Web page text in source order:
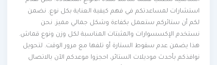
استشارات لمساعدتكم في فهم كيفية العناية بكل نوع. نضمن
لكم أن ستائركم ستعمل بكفاءة وشكل جمالي مميز. نحن
نستخدم الإكسسوارات والمثبتات المناسبة لكل وزن ونوع قماش.
هذا يضمن عدم سقوط الستارة أو تلفها مع مرور الوقت. لتحويل
نوافذكم بأحدث موديلات الستائر، احجزوا موعدكم الآن بالاتصال